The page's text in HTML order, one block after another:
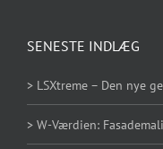
SENESTE INDLÆG
> LSXtreme – Den nye
> W-Værdien: